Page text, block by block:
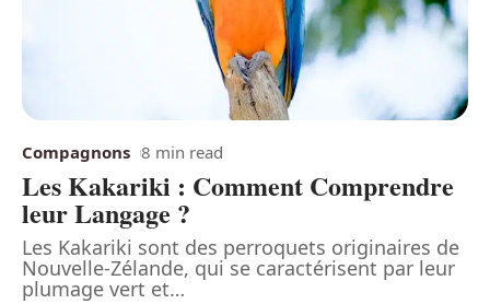
Compagnons 8 min read
Les Kakariki : Comment Comprendre
leur Langage ?
Les Kakariki sont des perroquets originaires de
Nouvelle-Zélande, qui se caractérisent par leur
plumage vert et…